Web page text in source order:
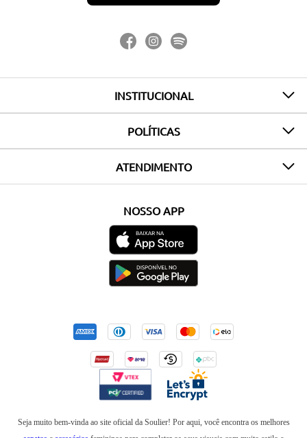
INSTITUCIONAL
POLÍTICAS
ATENDIMENTO
NOSSO APP
Seja muito bem-vinda ao site oficial da Soulier! Por aqui, você encontra os melhores